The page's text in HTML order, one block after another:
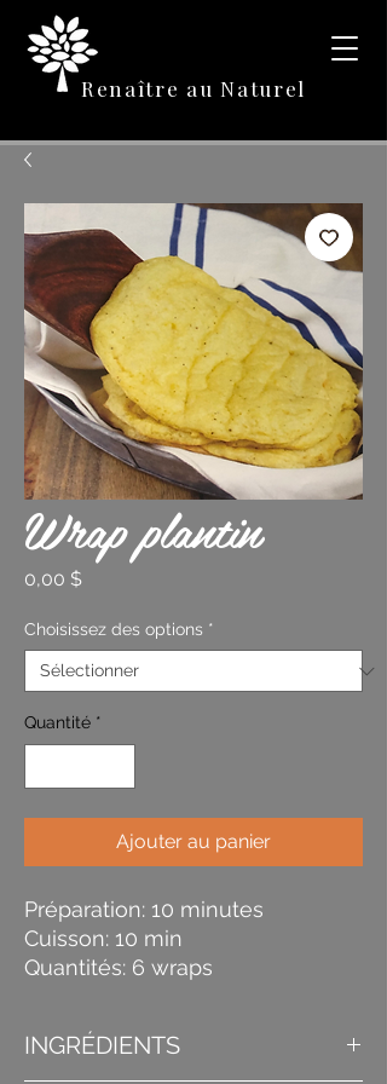
Renaître au Naturel
Wrap plantin
0,00 $Prix
Choisissez des options *
Quantité *
Ajouter au panier
Préparation: 10 minutes
Cuisson: 10 min
Quantités: 6 wraps
INGRÉDIENTS